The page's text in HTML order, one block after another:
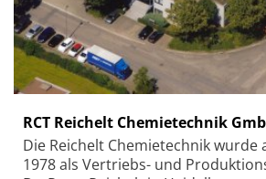
RCT Reichelt Chemietechnik
Die Reichelt Chemietechnik wurde
1978 als Vertriebs- und